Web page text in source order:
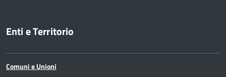
Enti e Territorio
Comuni e Unioni